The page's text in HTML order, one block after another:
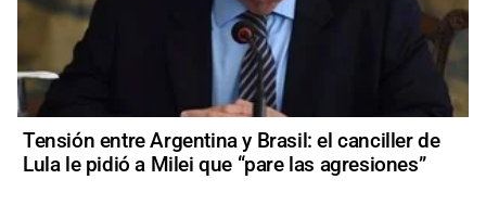
Tensión entre Argentina y Brasil: el canciller de
Lula le pidió a Milei que “pare las agresiones”